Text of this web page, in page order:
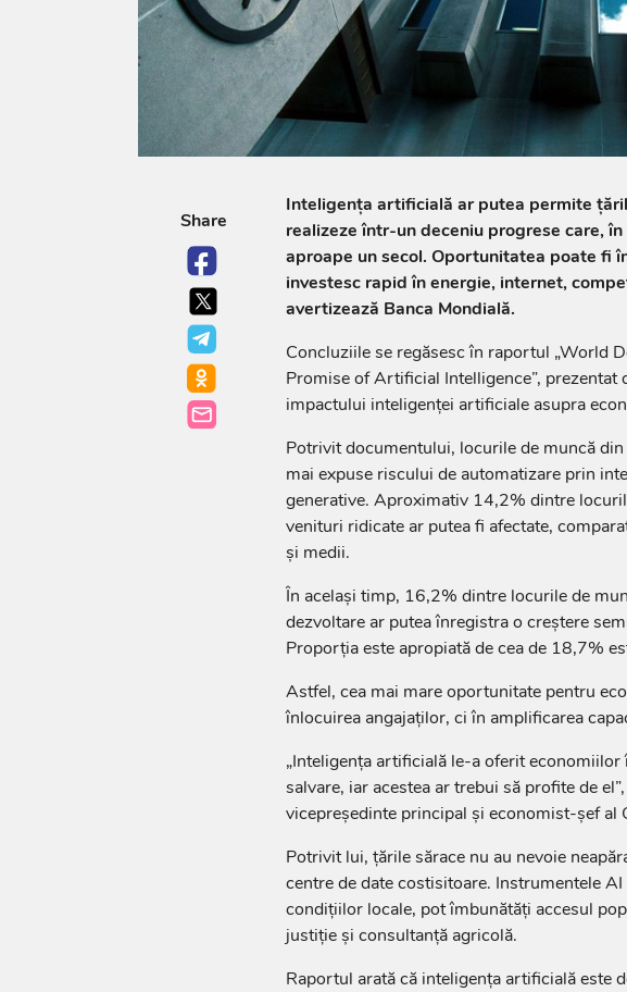
Share
Inteligența artificială ar putea permite
realizeze într-un deceniu progrese care,
aproape un secol. Oportunitatea poate fi
investesc rapid în energie, internet,
avertizează Banca Mondială.
Concluziile se regăsesc în raportul „World
Promise of Artificial Intelligence”, prezentat
impactului inteligenței artificiale asupra
Potrivit documentului, locurile de muncă
mai expuse riscului de automatizare prin
generative. Aproximativ 14,2% dintre
venituri ridicate ar putea fi afectate,
și medii.
În același timp, 16,2% dintre locurile de
dezvoltare ar putea înregistra o creștere
Proporția este apropiată de cea de 18,7%
Astfel, cea mai mare oportunitate pentru
înlocuirea angajaților, ci în amplificarea
„Inteligența artificială le-a oferit
salvare, iar acestea ar trebui să profite de
vicepreședinte principal și economist-șef al
Potrivit lui, țările sărace nu au nevoie
centre de date costisitoare. Instrumentele
condițiilor locale, pot îmbunătăți accesul
justiție și consultanță agricolă.
Raportul arată că inteligența artificială este